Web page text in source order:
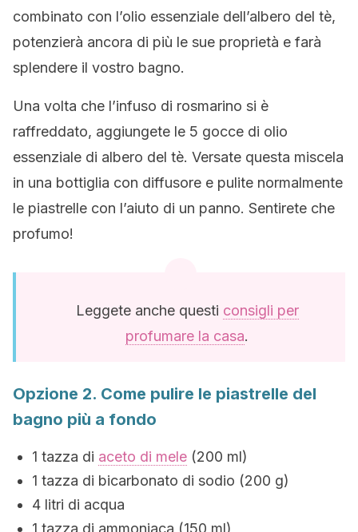
combinato con l’olio essenziale dell’albero del tè,
potenzierà ancora di più le sue proprietà e farà
splendere il vostro bagno.
Una volta che l’infuso di rosmarino si è
raffreddato, aggiungete le 5 gocce di olio
essenziale di albero del tè. Versate questa miscela
in una bottiglia con diffusore e pulite normalmente
le piastrelle con l’aiuto di un panno. Sentirete che
profumo!
Leggete anche questi consigli per
profumare la casa.
Opzione 2. Come pulire le piastrelle del
bagno più a fondo
1 tazza di aceto di mele (200 ml)
1 tazza di bicarbonato di sodio (200 g)
4 litri di acqua
1 tazza di ammoniaca (150 ml)